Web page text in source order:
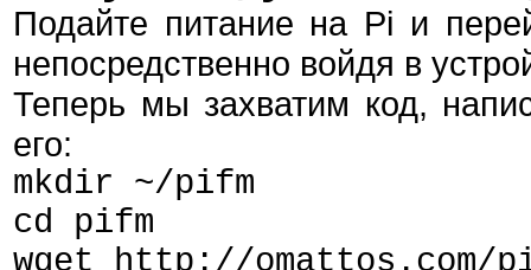
Подайте питание на Pi и
непосредственно войдя в
Теперь мы захватим код,
его:
mkdir ~/pifm
cd pifm